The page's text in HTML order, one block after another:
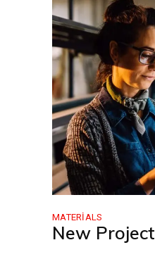
MATERIALS
New Project